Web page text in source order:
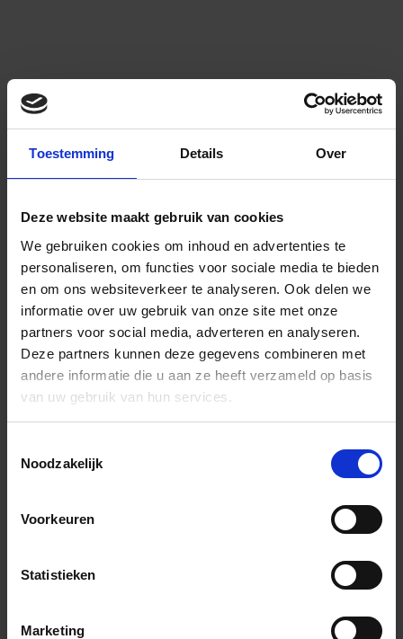
Toestemming Details Over
Deze website maakt gebruik van cookies
We gebruiken cookies om inhoud en advertenties te
personaliseren, om functies voor sociale media te bieden
en om ons websiteverkeer te analyseren. Ook delen we
informatie over uw gebruik van onze site met onze
partners voor social media, adverteren en analyseren.
Deze partners kunnen deze gegevens combineren met
andere informatie die u aan ze heeft verzameld op basis
van uw gebruik van hun services.
Noodzakelijk
Voorkeuren
Statistieken
Marketing